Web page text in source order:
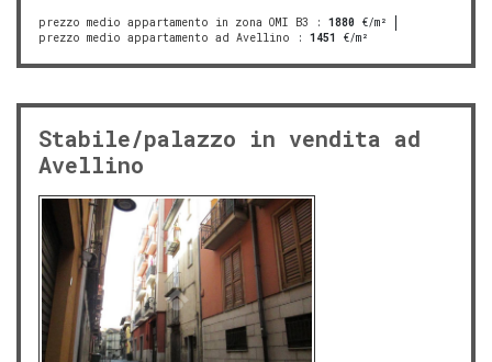
prezzo medio appartamento in zona OMI B3 : 1880 €/m²
prezzo medio appartamento ad Avellino : 1451 €/m²
Stabile/palazzo in vendita ad
Avellino